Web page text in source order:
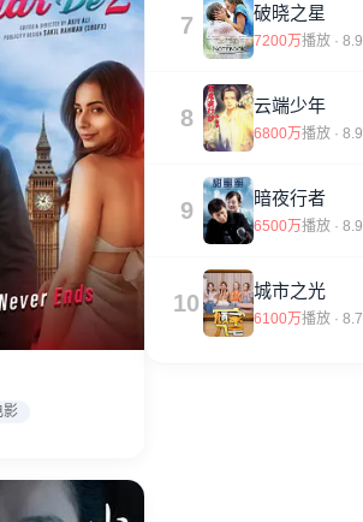
影
7 破晓之星
7200万播放 · 8.9
8 云端少年
6800万播放 · 8.9
9 暗夜行者
6500万播放 · 8.9
10 城市之光
6100万播放 · 8.7